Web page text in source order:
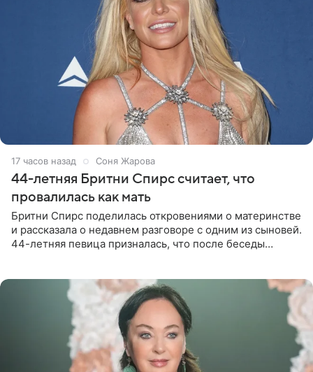
17 часов назад Соня Жарова
44-летняя Бритни Спирс считает, что
провалилась как мать
Бритни Спирс поделилась откровениями о материнстве
и рассказала о недавнем разговоре с одним из сыновей.
44-летняя певица призналась, что после беседы